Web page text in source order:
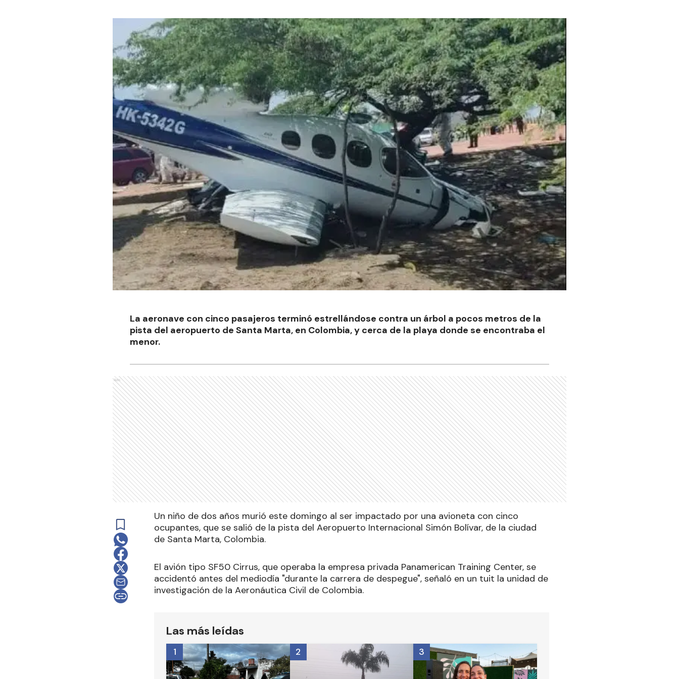
La aeronave con cinco pasajeros terminó estrellándose contra un árbol a pocos metros de la
pista del aeropuerto de Santa Marta, en Colombia, y cerca de la playa donde se encontraba el
menor.
Ads
Un niño de dos años murió este domingo al ser impactado por una avioneta con cinco
ocupantes, que se salió de la pista del Aeropuerto Internacional Simón Bolívar, de la ciudad
de Santa Marta, Colombia.
El avión tipo SF50 Cirrus, que operaba la empresa privada Panamerican Training Center, se
accidentó antes del mediodía "durante la carrera de despegue", señaló en un tuit la unidad de
investigación de la Aeronáutica Civil de Colombia.
Las más leídas
1 2 3